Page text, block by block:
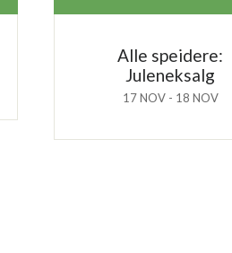
Alle speidere:
Juleneksalg
17 NOV - 18 NOV